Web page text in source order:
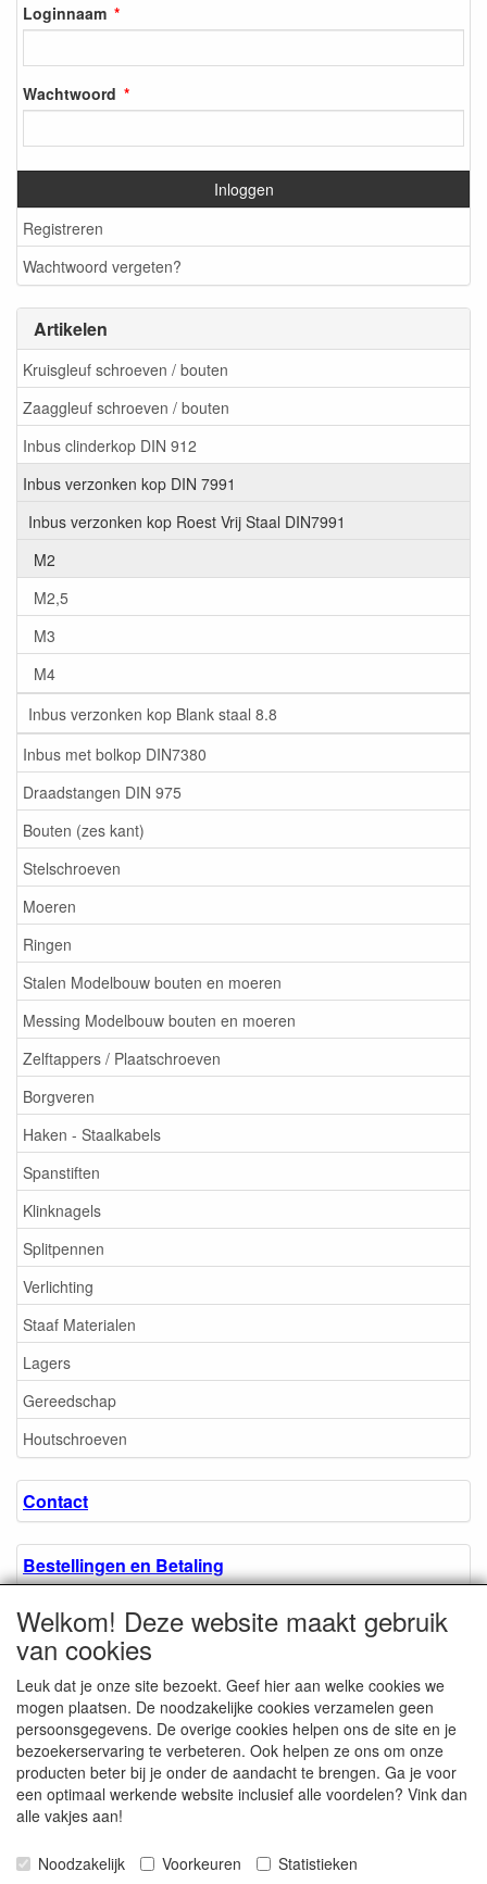
Loginnaam
Wachtwoord
Inloggen
Registreren
Wachtwoord vergeten?
Artikelen
Kruisgleuf schroeven / bouten
Zaaggleuf schroeven / bouten
Inbus clinderkop DIN 912
Inbus verzonken kop DIN 7991
Inbus verzonken kop Roest Vrij Staal DIN7991
M2
M2,5
M3
M4
Inbus verzonken kop Blank staal 8.8
Inbus met bolkop DIN7380
Draadstangen DIN 975
Bouten (zes kant)
Stelschroeven
Moeren
Ringen
Stalen Modelbouw bouten en moeren
Messing Modelbouw bouten en moeren
Zelftappers / Plaatschroeven
Borgveren
Haken - Staalkabels
Spanstiften
Klinknagels
Splitpennen
Verlichting
Staaf Materialen
Lagers
Gereedschap
Houtschroeven
Contact
Bestellingen en Betaling
Algemene voorwaarden
Over ons.
Privacyverklaring
Microschroeven.nl
Chamber of Commerce
Welkom! Deze website maakt gebruik
van cookies
Leuk dat je onze site bezoekt. Geef hier aan welke cookies we
mogen plaatsen. De noodzakelijke cookies verzamelen geen
persoonsgegevens. De overige cookies helpen ons de site en je
bezoekerservaring te verbeteren. Ook helpen ze ons om onze
producten beter bij je onder de aandacht te brengen. Ga je voor
een optimaal werkende website inclusief alle voordelen? Vink dan
alle vakjes aan!
Noodzakelijk Voorkeuren Statistieken